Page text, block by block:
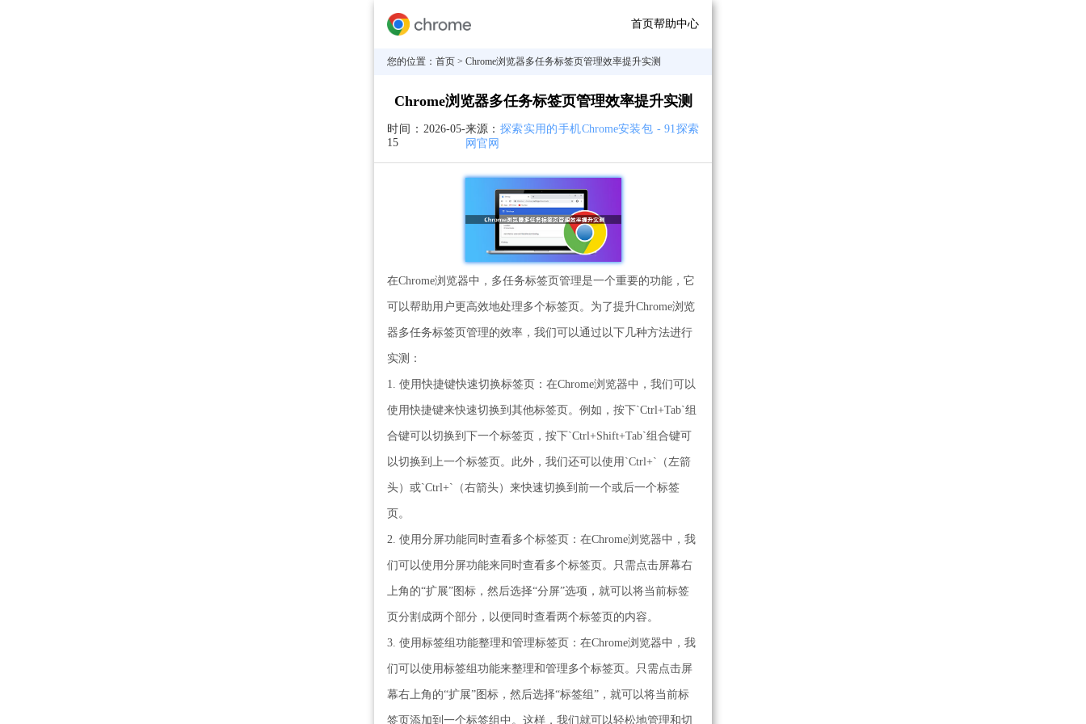
首页帮助中心
您的位置： 首页 > Chrome浏览器多任务标签页管理效率提升实测
Chrome浏览器多任务标签页管理效率提升实测
时间： 2026-05-
15
来源： 探索实用的手机Chrome安装包 - 91探索
网官网
在Chrome浏览器中，多任务标签页管理是一个重要的功能，它
可以帮助用户更高效地处理多个标签页。为了提升Chrome浏览
器多任务标签页管理的效率，我们可以通过以下几种方法进行
实测：
1. 使用快捷键快速切换标签页：在Chrome浏览器中，我们可以
使用快捷键来快速切换到其他标签页。例如，按下`Ctrl+Tab`组
合键可以切换到下一个标签页，按下`Ctrl+Shift+Tab`组合键可
以切换到上一个标签页。此外，我们还可以使用`Ctrl+`（左箭
头）或`Ctrl+`（右箭头）来快速切换到前一个或后一个标签
页。
2. 使用分屏功能同时查看多个标签页：在Chrome浏览器中，我
们可以使用分屏功能来同时查看多个标签页。只需点击屏幕右
上角的“扩展”图标，然后选择“分屏”选项，就可以将当前标签
页分割成两个部分，以便同时查看两个标签页的内容。
3. 使用标签组功能整理和管理标签页：在Chrome浏览器中，我
们可以使用标签组功能来整理和管理多个标签页。只需点击屏
幕右上角的“扩展”图标，然后选择“标签组”，就可以将当前标
签页添加到一个标签组中。这样，我们就可以轻松地管理和切